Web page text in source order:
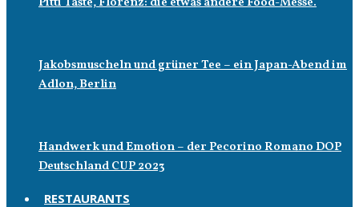
Jakobsmuscheln und grüner Tee – ein Japan-Abend im
Adlon, Berlin
Handwerk und Emotion – der Pecorino Romano DOP
Deutschland CUP 2023
RESTAURANTS